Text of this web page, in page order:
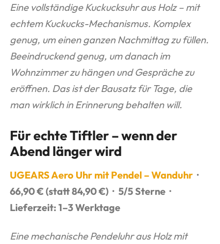
Eine vollständige Kuckucksuhr aus Holz – mit
echtem Kuckucks-Mechanismus. Komplex
genug, um einen ganzen Nachmittag zu füllen.
Beeindruckend genug, um danach im
Wohnzimmer zu hängen und Gespräche zu
eröffnen. Das ist der Bausatz für Tage, die
man wirklich in Erinnerung behalten will.
Für echte Tiftler – wenn der
Abend länger wird
UGEARS Aero Uhr mit Pendel – Wanduhr ·
66,90 € (statt 84,90 €) · 5/5 Sterne ·
Lieferzeit: 1–3 Werktage
Eine mechanische Pendeluhr aus Holz mit